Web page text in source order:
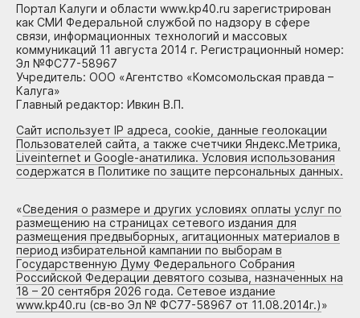
Портал Калуги и области www.kp40.ru зарегистрирован
как СМИ Федеральной службой по надзору в сфере
связи, информационных технологий и массовых
коммуникаций 11 августа 2014 г. Регистрационный номер:
Эл №ФС77-58967
Учредитель: ООО «Агентство «Комсомольская правда –
Калуга»
Главный редактор: Ивкин В.П.
Сайт использует IP адреса, cookie, данные геолокации
Пользователей сайта, а также счетчики Яндекс.Метрика,
Liveinternet и Google-анатилика. Условия использования
содержатся в Политике по защите персональных данных.
«Сведения о размере и других условиях оплаты услуг по
размещению на страницах сетевого издания для
размещения предвыборных, агитационных материалов в
период избирательной кампании по выборам в
Государственную Думу Федерального Собрания
Российской Федерации девятого созыва, назначенных на
18 – 20 сентября 2026 года. Сетевое издание
www.kp40.ru (св-во Эл № ФС77-58967 от 11.08.2014г.)»